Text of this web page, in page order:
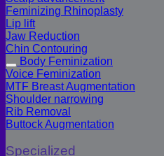
Feminizing Rhinoplasty
Lip lift
Jaw Reduction
Chin Contouring
Body Feminization
Voice Feminization
MTF Breast Augmentation
Shoulder narrowing
Rib Removal
Buttock Augmentation
Specialized